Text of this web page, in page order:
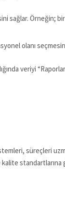
sağlar. Örneğin;
olanı
veriyi
süreçleri
kalite